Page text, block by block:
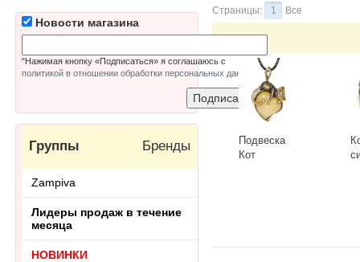
Страницы: 1 Все
Подвеска
Кот
Новости магазина
"Нажимая кнопку «Подписаться» я соглашаюсь с
политикой в отношении обработки персональных данных
Группы Бренды
Zampiva
Лидеры продаж в течение
месяца
НОВИНКИ